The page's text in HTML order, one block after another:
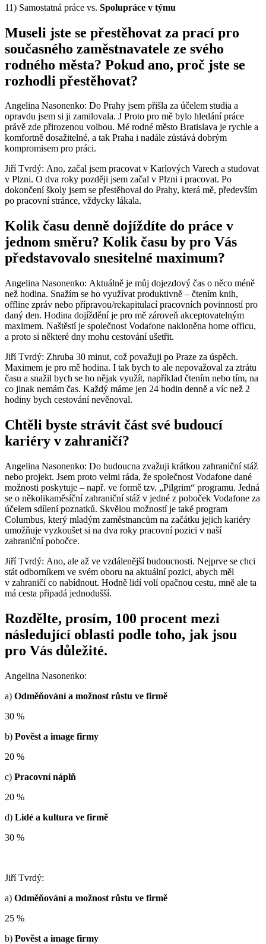
11) Samostatná práce vs. Spolupráce v týmu
Museli jste se přestěhovat za prací pro
současného zaměstnavatele ze svého
rodného města? Pokud ano, proč jste se
rozhodli přestěhovat?
Angelina Nasonenko: Do Prahy jsem přišla za účelem studia a
opravdu jsem si ji zamilovala. J Proto pro mě bylo hledání práce
právě zde přirozenou volbou. Mé rodné město Bratislava je rychle a
komfortně dosažitelné, a tak Praha i nadále zůstává dobrým
kompromisem pro práci.
Jiří Tvrdý: Ano, začal jsem pracovat v Karlových Varech a studovat
v Plzni. O dva roky později jsem začal v Plzni i pracovat. Po
dokončení školy jsem se přestěhoval do Prahy, která mě, především
po pracovní stránce, vždycky lákala.
Kolik času denně dojíždíte do práce v
jednom směru? Kolik času by pro Vás
představovalo snesitelné maximum?
Angelina Nasonenko: Aktuálně je můj dojezdový čas o něco méně
než hodina. Snažím se ho využívat produktivně – čtením knih,
offline zpráv nebo přípravou/rekapitulací pracovních povinností pro
daný den. Hodina dojíždění je pro mě zároveň akceptovatelným
maximem. Naštěstí je společnost Vodafone nakloněna home officu,
a proto si některé dny mohu cestování ušetřit.
Jiří Tvrdý: Zhruba 30 minut, což považuji po Praze za úspěch.
Maximem je pro mě hodina. I tak bych to ale nepovažoval za ztrátu
času a snažil bych se ho nějak využít, například čtením nebo tím, na
co jinak nemám čas. Každý máme jen 24 hodin denně a víc než 2
hodiny bych cestování nevěnoval.
Chtěli byste strávit část své budoucí
kariéry v zahraničí?
Angelina Nasonenko: Do budoucna zvažuji krátkou zahraniční stáž
nebo projekt. Jsem proto velmi ráda, že společnost Vodafone dané
možnosti poskytuje – např. ve formě tzv. „Pilgrim“ programu. Jedná
se o několikaměsíční zahraniční stáž v jedné z poboček Vodafone za
účelem sdílení poznatků. Skvělou možností je také program
Columbus, který mladým zaměstnancům na začátku jejich kariéry
umožňuje vyzkoušet si na dva roky pracovní pozici v naší
zahraniční pobočce.
Jiří Tvrdý: Ano, ale až ve vzdálenější budoucnosti. Nejprve se chci
stát odborníkem ve svém oboru na aktuální pozici, abych měl
v zahraničí co nabídnout. Hodně lidí volí opačnou cestu, mně ale ta
má cesta připadá jednodušší.
Rozdělte, prosím, 100 procent mezi
následující oblasti podle toho, jak jsou
pro Vás důležité.
Angelina Nasonenko:
a) Odměňování a možnost růstu ve firmě
30 %
b) Pověst a image firmy
20 %
c) Pracovní náplň
20 %
d) Lidé a kultura ve firmě
30 %
Jiří Tvrdý:
a) Odměňování a možnost růstu ve firmě
25 %
b) Pověst a image firmy